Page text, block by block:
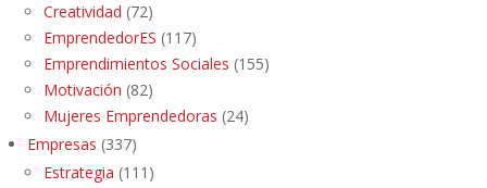
Creatividad (72)
EmprendedorES (117)
Emprendimientos Sociales (155)
Motivación (82)
Mujeres Emprendedoras (24)
Empresas (337)
Estrategia (111)